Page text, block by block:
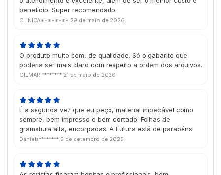
benefício. Super recomendado.
CLINICA******** 29 de maio de 2026
O produto muito bom, de qualidade. Só o gabarito que
poderia ser mais claro com respeito a ordem dos arquivos.
GILMAR ******** 21 de maio de 2026
É a segunda vez que eu peço, material impecável como
sempre, bem impresso e bem cortado. Folhas de
gramatura alta, encorpadas. A Futura está de parabéns.
Daniela******** 5 de setembro de 2025